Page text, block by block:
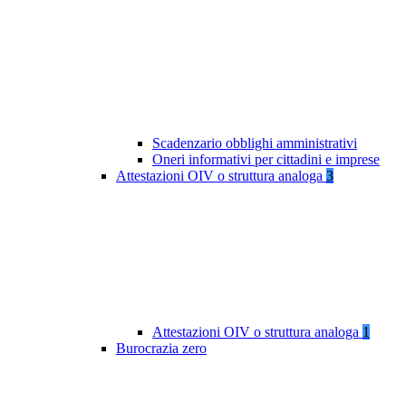
Scadenzario obblighi amministrativi
Oneri informativi per cittadini e imprese
Attestazioni OIV o struttura analoga 3
Attestazioni OIV o struttura analoga 1
Burocrazia zero